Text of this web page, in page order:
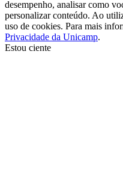
desempenho, analisar como
personalizar conteúdo. Ao
uso de cookies. Para mais
Privacidade da Unicamp.
Estou ciente